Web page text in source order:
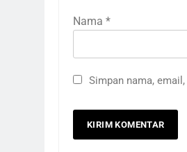
Nama *
Simpan nama,